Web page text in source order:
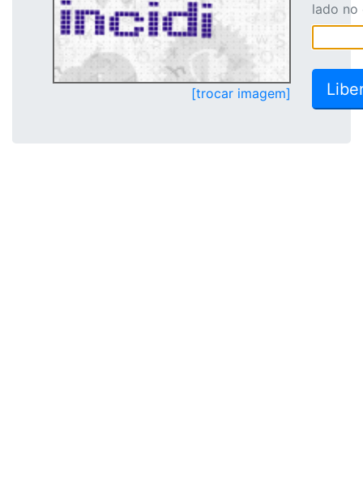
[trocar imagem]
lado no